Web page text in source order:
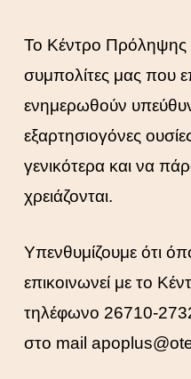
Το Κέντρο Πρόληψης
συμπολίτες μας που
ενημερωθούν
εξαρτησιογόνες
γενικότερα και να
χρειάζονται.
Υπενθυμίζουμε ότι
επικοινωνεί με το
τηλέφωνο 26710-
στο mail